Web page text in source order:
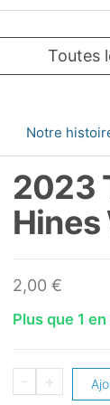
Notre
2023
Hines
2,00 €
Plus que 1
-
quantité
+